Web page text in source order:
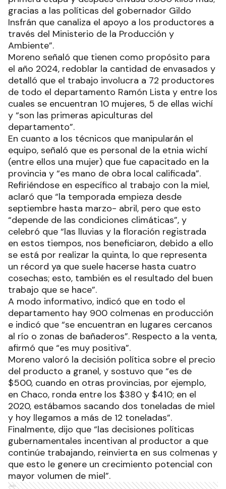
gracias a las políticas del gobernador Gildo
Insfrán que canaliza el apoyo a los productores a
través del Ministerio de la Producción y
Ambiente”.
Moreno señaló que tienen como propósito para
el año 2024, redoblar la cantidad de envasados y
detalló que el trabajo involucra a 72 productores
de todo el departamento Ramón Lista y entre los
cuales se encuentran 10 mujeres, 5 de ellas wichí
y “son las primeras apiculturas del
departamento”.
En cuanto a los técnicos que manipularán el
equipo, señaló que es personal de la etnia wichí
(entre ellos una mujer) que fue capacitado en la
provincia y “es mano de obra local calificada”.
Refiriéndose en específico al trabajo con la miel,
aclaró que “la temporada empieza desde
septiembre hasta marzo- abril, pero que esto
“depende de las condiciones climáticas”, y
celebró que “las lluvias y la floración registrada
en estos tiempos, nos beneficiaron, debido a ello
se está por realizar la quinta, lo que representa
un récord ya que suele hacerse hasta cuatro
cosechas; esto, también es el resultado del buen
trabajo que se hace”.
A modo informativo, indicó que en todo el
departamento hay 900 colmenas en producción
e indicó que “se encuentran en lugares cercanos
al río o zonas de bañaderos”. Respecto a la venta,
afirmó que “es muy positiva”.
Moreno valoró la decisión política sobre el precio
del producto a granel, y sostuvo que “es de
$500, cuando en otras provincias, por ejemplo,
en Chaco, ronda entre los $380 y $410; en el
2020, estábamos sacando dos toneladas de miel
y hoy llegamos a más de 12 toneladas”.
Finalmente, dijo que “las decisiones políticas
gubernamentales incentivan al productor a que
continúe trabajando, reinvierta en sus colmenas y
que esto le genere un crecimiento potencial con
mayor volumen de miel”.
Ads